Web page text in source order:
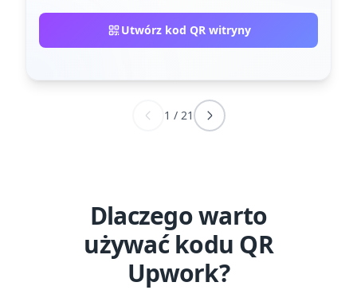
Utwórz kod QR witryny
1 / 21
Dlaczego warto
używać kodu QR
Upwork?